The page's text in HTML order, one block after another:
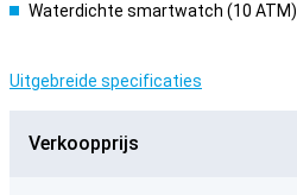
Waterdichte smartwatch (10 ATM)
Uitgebreide specificaties
Verkoopprijs